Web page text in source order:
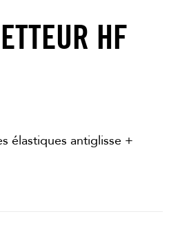
HF
élastiques antiglisse +